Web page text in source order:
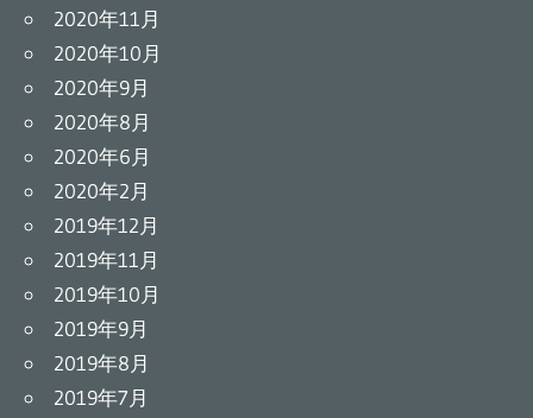
2020年11月
2020年10月
2020年9月
2020年8月
2020年6月
2020年2月
2019年12月
2019年11月
2019年10月
2019年9月
2019年8月
2019年7月